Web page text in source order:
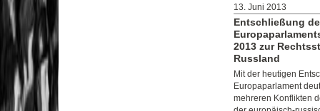
13. Juni 2013
Entschließung
2013 zur
Russland
Mit der heutigen
Europaparlament
mehreren Konflikten